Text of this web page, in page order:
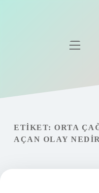
Gizlilik
Yasal Uyarı
menüyü
ETIKET: ORTA
AÇAN OLAY NEDIR